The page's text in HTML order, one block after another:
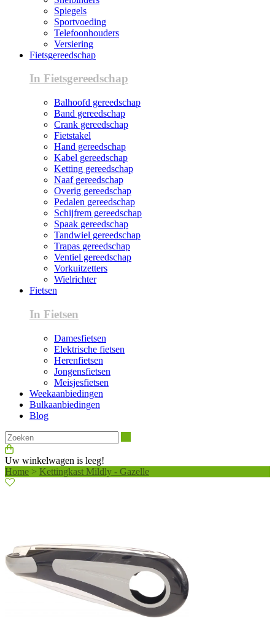
Spiegels
Sportvoeding
Telefoonhouders
Versiering
Fietsgereedschap
In Fietsgereedschap
Balhoofd gereedschap
Band gereedschap
Crank gereedschap
Fietstakel
Hand gereedschap
Kabel gereedschap
Ketting gereedschap
Naaf gereedschap
Overig gereedschap
Pedalen gereedschap
Schijfrem gereedschap
Spaak gereedschap
Tandwiel gereedschap
Trapas gereedschap
Ventiel gereedschap
Vorkuitzetters
Wielrichter
Fietsen
In Fietsen
Damesfietsen
Elektrische fietsen
Herenfietsen
Jongensfietsen
Meisjesfietsen
Weekaanbiedingen
Bulkaanbiedingen
Blog
Uw winkelwagen is leeg!
Home > Kettingkast Mildly - Gazelle